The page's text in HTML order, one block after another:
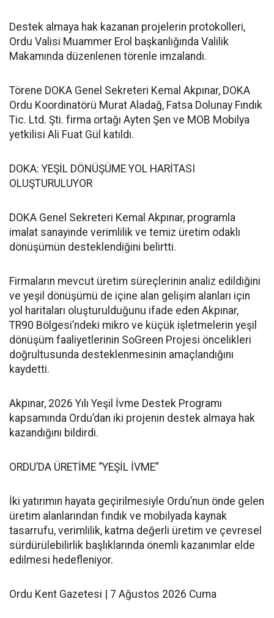
Destek almaya hak kazanan projelerin protokolleri,
Ordu Valisi Muammer Erol başkanlığında Valilik
Makamında düzenlenen törenle imzalandı.
Törene DOKA Genel Sekreteri Kemal Akpınar, DOKA
Ordu Koordinatörü Murat Aladağ, Fatsa Dolunay Fındık
Tic. Ltd. Şti. firma ortağı Ayten Şen ve MOB Mobilya
yetkilisi Ali Fuat Gül katıldı.
DOKA: YEŞİL DÖNÜŞÜME YOL HARİTASI
OLUŞTURULUYOR
DOKA Genel Sekreteri Kemal Akpınar, programla
imalat sanayinde verimlilik ve temiz üretim odaklı
dönüşümün desteklendiğini belirtti.
Firmaların mevcut üretim süreçlerinin analiz edildiğini
ve yeşil dönüşümü de içine alan gelişim alanları için
yol haritaları oluşturulduğunu ifade eden Akpınar,
TR90 Bölgesi’ndeki mikro ve küçük işletmelerin yeşil
dönüşüm faaliyetlerinin SoGreen Projesi öncelikleri
doğrultusunda desteklenmesinin amaçlandığını
kaydetti.
Akpınar, 2026 Yılı Yeşil İvme Destek Programı
kapsamında Ordu’dan iki projenin destek almaya hak
kazandığını bildirdi.
ORDU’DA ÜRETİME “YEŞİL İVME”
İki yatırımın hayata geçirilmesiyle Ordu’nun önde gelen
üretim alanlarından fındık ve mobilyada kaynak
tasarrufu, verimlilik, katma değerli üretim ve çevresel
sürdürülebilirlik başlıklarında önemli kazanımlar elde
edilmesi hedefleniyor.
Ordu Kent Gazetesi | 7 Ağustos 2026 Cuma